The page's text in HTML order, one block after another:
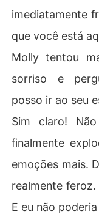
imediatamente
que você está
Molly tentou
sorriso e
posso ir ao seu
Sim claro!
finalmente
emoções mais.
realmente
E eu não